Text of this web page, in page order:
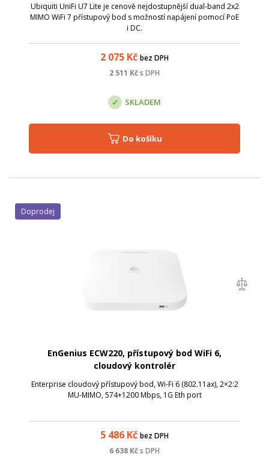
Ubiquiti UniFi U7 Lite je cenově nejdostupnější dual-band 2x2
MIMO WiFi 7 přístupový bod s možností napájení pomocí PoE
i DC.
2 075 Kč bez DPH
2 511 Kčs DPH
SKLADEM
Do košíku
EnGenius ECW220, přístupový bod WiFi 6,
cloudový kontrolér
Enterprise cloudový přístupový bod, Wi-Fi 6 (802.11ax), 2×2:2
MU-MIMO, 574+1200 Mbps, 1G Eth port
5 486 Kč bez DPH
6 638 Kčs DPH
Doprodej